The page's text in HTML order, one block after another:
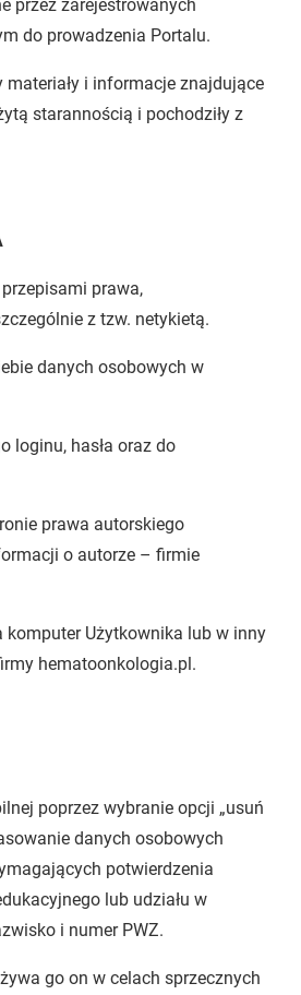
przez zarejestrowanych
do prowadzenia Portalu.
materiały i informacje znajdujące
starannością i pochodziły z
prawa,
z tzw. netykietą.
danych osobowych w
loginu, hasła oraz do
prawa autorskiego
o autorze – firmie
Użytkownika lub w inny
hematoonkologia.pl.
poprzez wybranie opcji „usuń
danych osobowych
potwierdzenia
lub udziału w
i numer PWZ.
go on w celach sprzecznych